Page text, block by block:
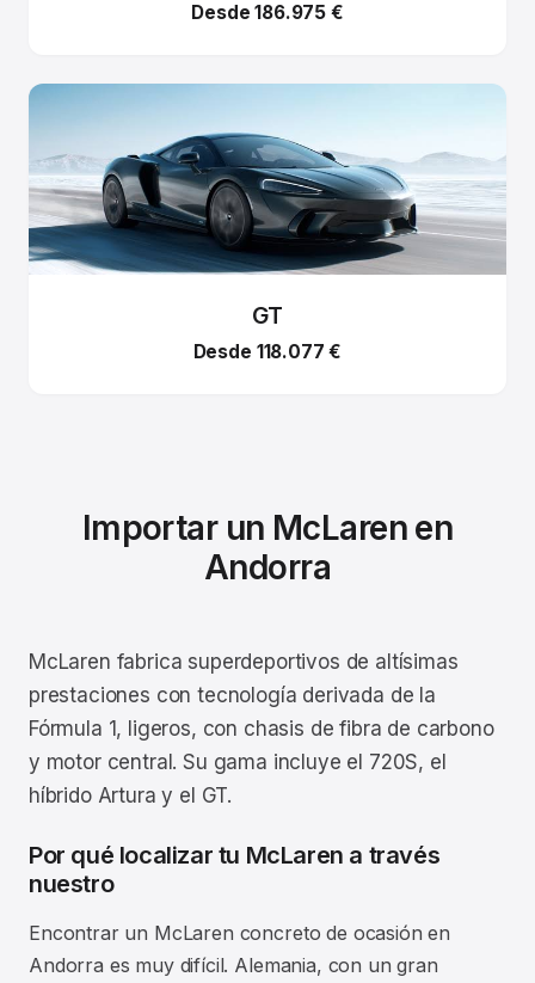
Desde 186.975 €
GT
Desde 118.077 €
Importar un McLaren en
Andorra
McLaren fabrica superdeportivos de altísimas
prestaciones con tecnología derivada de la
Fórmula 1, ligeros, con chasis de fibra de carbono
y motor central. Su gama incluye el 720S, el
híbrido Artura y el GT.
Por qué localizar tu McLaren a través
nuestro
Encontrar un McLaren concreto de ocasión en
Andorra es muy difícil. Alemania, con un gran